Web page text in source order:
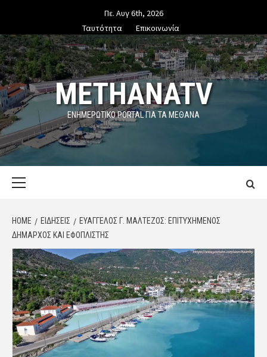
content
Πε. Αυγ 6th, 2026
Ταυτότητα
Επικοινωνία
METHANATV
ΕΝΗΜΕΡΩΤΙΚΌ PORTAL ΓΙΑ ΤΑ ΜΕΘΑΝΑ
HOME ΕΙΔΗΣΕΙΣ
ΕΥΆΓΓΕΛΟΣ Γ. ΜΑΛΤΈΖΟΣ: ΕΠΙΤΥΧΗΜΈΝΟΣ
ΔΉΜΑΡΧΟΣ ΚΑΙ ΕΦΟΠΛΙΣΤΉΣ